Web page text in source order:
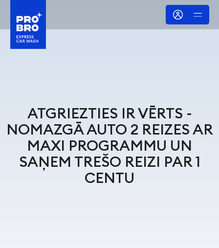
ATGRIEZTIES IR VĒRTS -
NOMAZGĀ AUTO 2 REIZES AR
MAXI PROGRAMMU UN
SAŅEM TREŠO REIZI PAR 1
CENTU